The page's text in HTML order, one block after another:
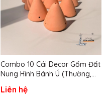
Combo 10 Cái Decor Gốm Đất
Nung Hình Bánh Ú (Thường,
Gốm Sứ Sân Vườn
Liên hệ